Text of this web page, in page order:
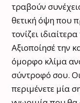
τραβούν
θετική όψη που
τονίζει
Αξιοποίησέ την
όμορφο κλίμα
σύντροφό σου.
περιμένετε μία